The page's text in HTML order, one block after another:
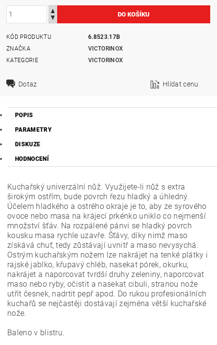
KÓD PRODUKTU
6.8523.17B
ZNAČKA
VICTORINOX
KATEGORIE
VICTORINOX
Dotaz Hlídat cenu
POPIS
PARAMETRY
DISKUZE
HODNOCENÍ
Kuchařský univerzální nůž. Využijete-li nůž s extra
širokým ostřím, bude povrch řezu hladký a úhledný.
Účelem hladkého a ostrého okraje je to, aby ze syrového
ovoce nebo masa na krájecí prkénko uniklo co nejmenší
množství šťáv. Na rozpálené pánvi se hladký povrch
kousku masa rychle uzavře. Šťávy, díky nimž maso
získává chuť, tedy zůstávají uvnitř a maso nevysychá.
Ostrým kuchařským nožem lze nakrájet na tenké plátky i
rajské jablko, křupavý chléb, nasekat pórek, okurku,
nakrájet a naporcovat tvrdší druhy zeleniny, naporcovat
maso nebo ryby, očistit a nasekat cibuli, stranou nože
utřít česnek, nadrtit pepř apod. Do rukou profesionálních
kuchařů se nejčastěji dostávají zejména větší kuchařské
nože.
Baleno v blistru.